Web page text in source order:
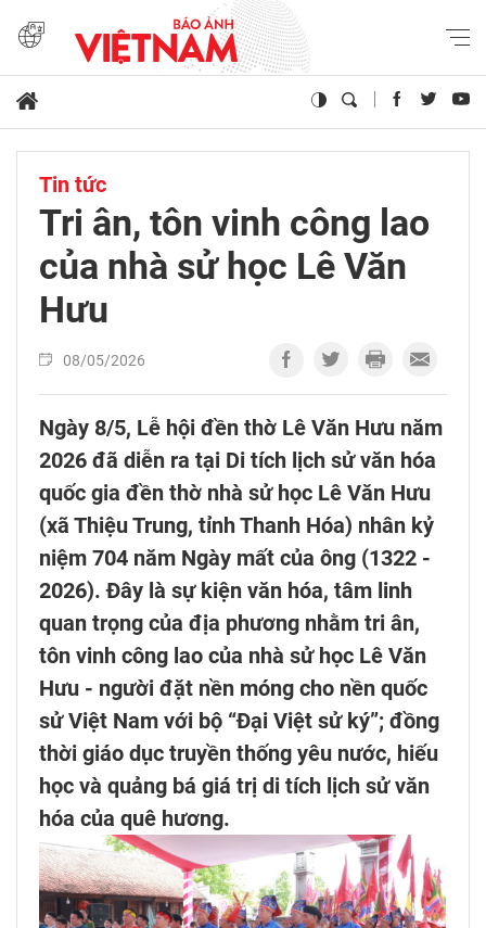
Tin tức
Tri ân, tôn vinh công lao
của nhà sử học Lê Văn
Hưu
08/05/2026
Ngày 8/5, Lễ hội đền thờ Lê Văn Hưu năm
2026 đã diễn ra tại Di tích lịch sử văn hóa
quốc gia đền thờ nhà sử học Lê Văn Hưu
(xã Thiệu Trung, tỉnh Thanh Hóa) nhân kỷ
niệm 704 năm Ngày mất của ông (1322 -
2026). Đây là sự kiện văn hóa, tâm linh
quan trọng của địa phương nhằm tri ân,
tôn vinh công lao của nhà sử học Lê Văn
Hưu - người đặt nền móng cho nền quốc
sử Việt Nam với bộ “Đại Việt sử ký”; đồng
thời giáo dục truyền thống yêu nước, hiếu
học và quảng bá giá trị di tích lịch sử văn
hóa của quê hương.